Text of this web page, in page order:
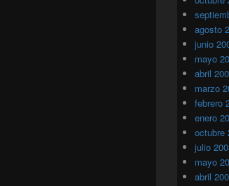
agosto
junio
mayo
abril
marzo
febrero
enero
octubre
julio
mayo
abril